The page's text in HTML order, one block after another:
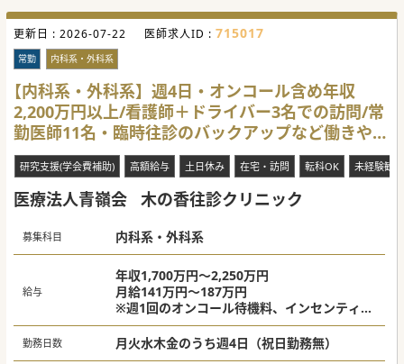
【業務内容】
■訪問先は有料老人ホームやグループホームなど施設の割合
が約95％となります。訪問先へは看護師と2名で訪問しま
す。
■外来は高齢者が中心となり、小児は小児科医による診察と
なります。カルテ入力補助のスタッフを配置しております。
■ご希望により、外来診療の中に上部内視鏡検査を組み込む
ことができます。検査件数は2～3件/日程度となります。
【医療機関情報】
■2024年9月に法人として3つ目のクリニックとしてスター
能です。
■豊川市にある同法人が運営している「しんあいクリニッ
が可能です。
■法人として福祉事業も行っております。子育て中の先生も
備しています。
更新日 : 2026-07-22 医師求人ID : 715017
常勤 内科系・外科系
【内科系・外科系】週4日・オンコール含め年収
2,200万円以上/看護師＋ドライバー3名での訪問/常
勤医師11名・臨時往診のバックアップなど働きやす
い環境です
研究支援(学会費補助) 高額給与 土日休み 在宅・訪問 転科OK 未経験歓迎
医療法人青嶺会 木の香往診クリニック
募集科目 内科系・外科系
給与
年収1,700万円～2,250万円
月給141万円～187万円
※週1回のオンコール待機料、インセンティブ
含む
勤務日数 月火水木金のうち週4日（祝日勤務無）